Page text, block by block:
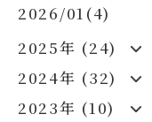
2026/01(4)
2025年 (24)
2024年 (32)
2023年 (10)